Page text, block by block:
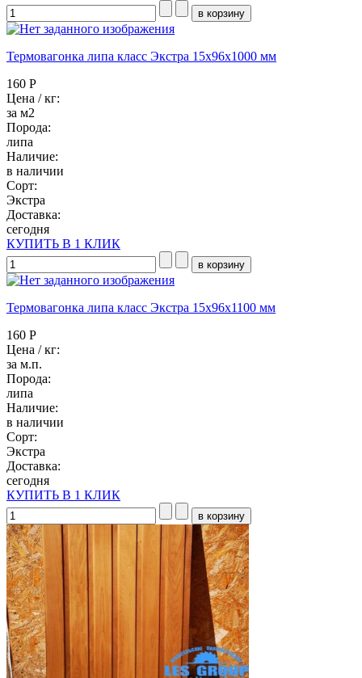
Термовагонка липа класс Экстра 15x96x1000 мм
160 Р
Цена / кг:
за м2
Порода:
липа
Наличие:
в наличии
Сорт:
Экстра
Доставка:
сегодня
КУПИТЬ В 1 КЛИК
Термовагонка липа класс Экстра 15x96x1100 мм
160 Р
Цена / кг:
за м.п.
Порода:
липа
Наличие:
в наличии
Сорт:
Экстра
Доставка:
сегодня
КУПИТЬ В 1 КЛИК